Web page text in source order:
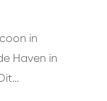
in
Haven in